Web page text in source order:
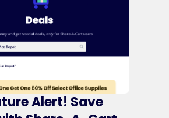
Alert! Save